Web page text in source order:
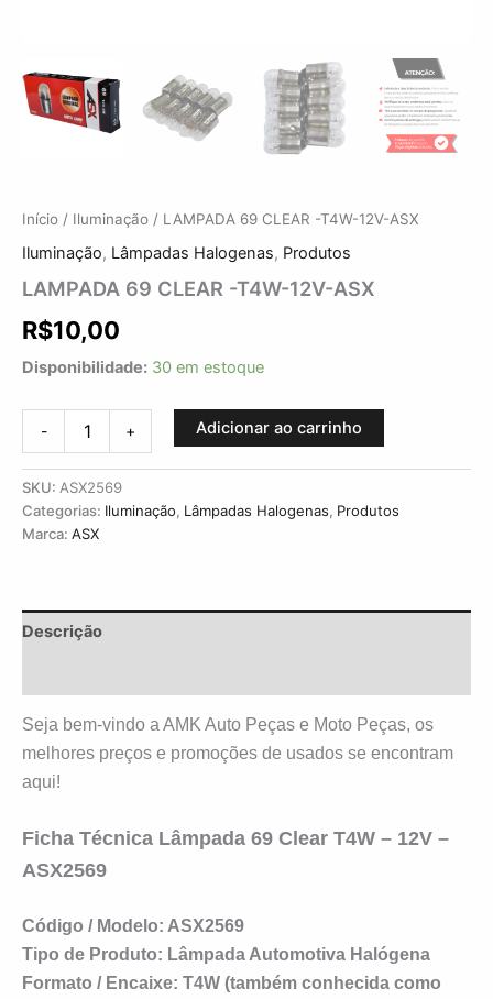
Início / Iluminação / LAMPADA 69 CLEAR -T4W-12V-ASX
Iluminação, Lâmpadas Halogenas, Produtos
LAMPADA 69 CLEAR -T4W-12V-ASX
R$10,00
Disponibilidade: 30 em estoque
- + Adicionar ao carrinho
SKU: ASX2569
Categorias: Iluminação, Lâmpadas Halogenas, Produtos
Marca: ASX
Descrição
Seja bem-vindo a AMK Auto Peças e Moto Peças, os
melhores preços e promoções de usados se encontram
aqui!
Ficha Técnica Lâmpada 69 Clear T4W – 12V –
ASX2569
Código / Modelo: ASX2569
Tipo de Produto: Lâmpada Automotiva Halógena
Formato / Encaixe: T4W (também conhecida como